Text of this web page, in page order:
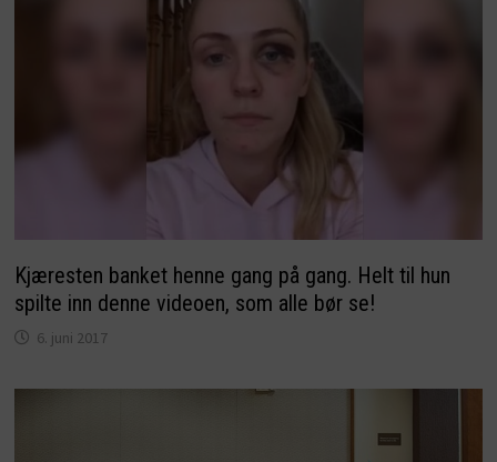
Kjæresten banket henne gang på gang. Helt til hun
spilte inn denne videoen, som alle bør se!
6. juni 2017